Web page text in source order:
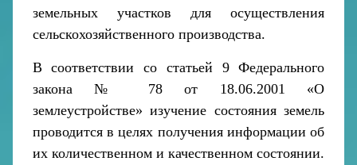
земельных участков для осуществления
сельскохозяйственного производства.
В соответствии со статьей 9 Федерального
закона № 78 от 18.06.2001 «О
землеустройстве» изучение состояния земель
проводится в целях получения информации об
их количественном и качественном состоянии.